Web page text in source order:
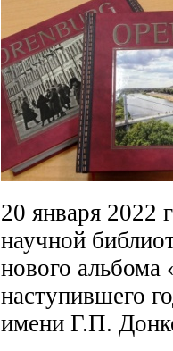
20 января 2022
научной
нового
наступившего
имени Г.П.